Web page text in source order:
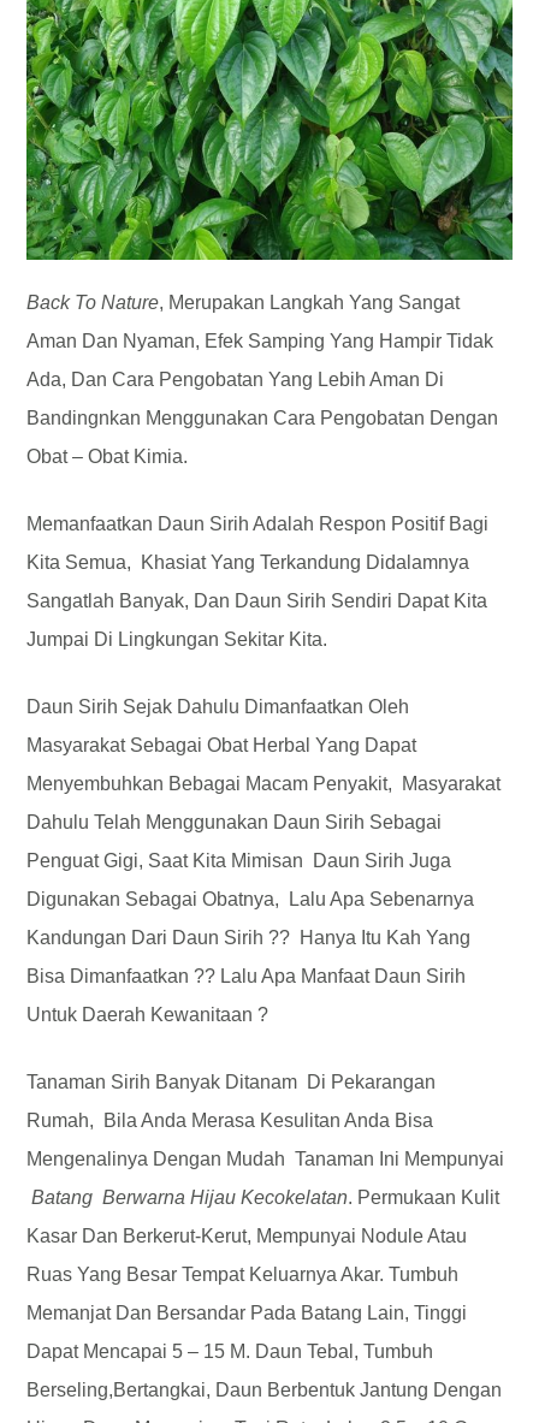
Back To Nature, Merupakan Langkah Yang Sangat
Aman Dan Nyaman, Efek Samping Yang Hampir Tidak
Ada, Dan Cara Pengobatan Yang Lebih Aman Di
Bandingnkan Menggunakan Cara Pengobatan Dengan
Obat – Obat Kimia.
Memanfaatkan Daun Sirih Adalah Respon Positif Bagi
Kita Semua, Khasiat Yang Terkandung Didalamnya
Sangatlah Banyak, Dan Daun Sirih Sendiri Dapat Kita
Jumpai Di Lingkungan Sekitar Kita.
Daun Sirih Sejak Dahulu Dimanfaatkan Oleh
Masyarakat Sebagai Obat Herbal Yang Dapat
Menyembuhkan Bebagai Macam Penyakit, Masyarakat
Dahulu Telah Menggunakan Daun Sirih Sebagai
Penguat Gigi, Saat Kita Mimisan Daun Sirih Juga
Digunakan Sebagai Obatnya, Lalu Apa Sebenarnya
Kandungan Dari Daun Sirih ?? Hanya Itu Kah Yang
Bisa Dimanfaatkan ?? Lalu Apa Manfaat Daun Sirih
Untuk Daerah Kewanitaan ?
Tanaman Sirih Banyak Ditanam Di Pekarangan
Rumah, Bila Anda Merasa Kesulitan Anda Bisa
Mengenalinya Dengan Mudah Tanaman Ini Mempunyai
Batang Berwarna Hijau Kecokelatan. Permukaan Kulit
Kasar Dan Berkerut-Kerut, Mempunyai Nodule Atau
Ruas Yang Besar Tempat Keluarnya Akar. Tumbuh
Memanjat Dan Bersandar Pada Batang Lain, Tinggi
Dapat Mencapai 5 – 15 M. Daun Tebal, Tumbuh
Berseling,bertangkai, Daun Berbentuk Jantung Dengan